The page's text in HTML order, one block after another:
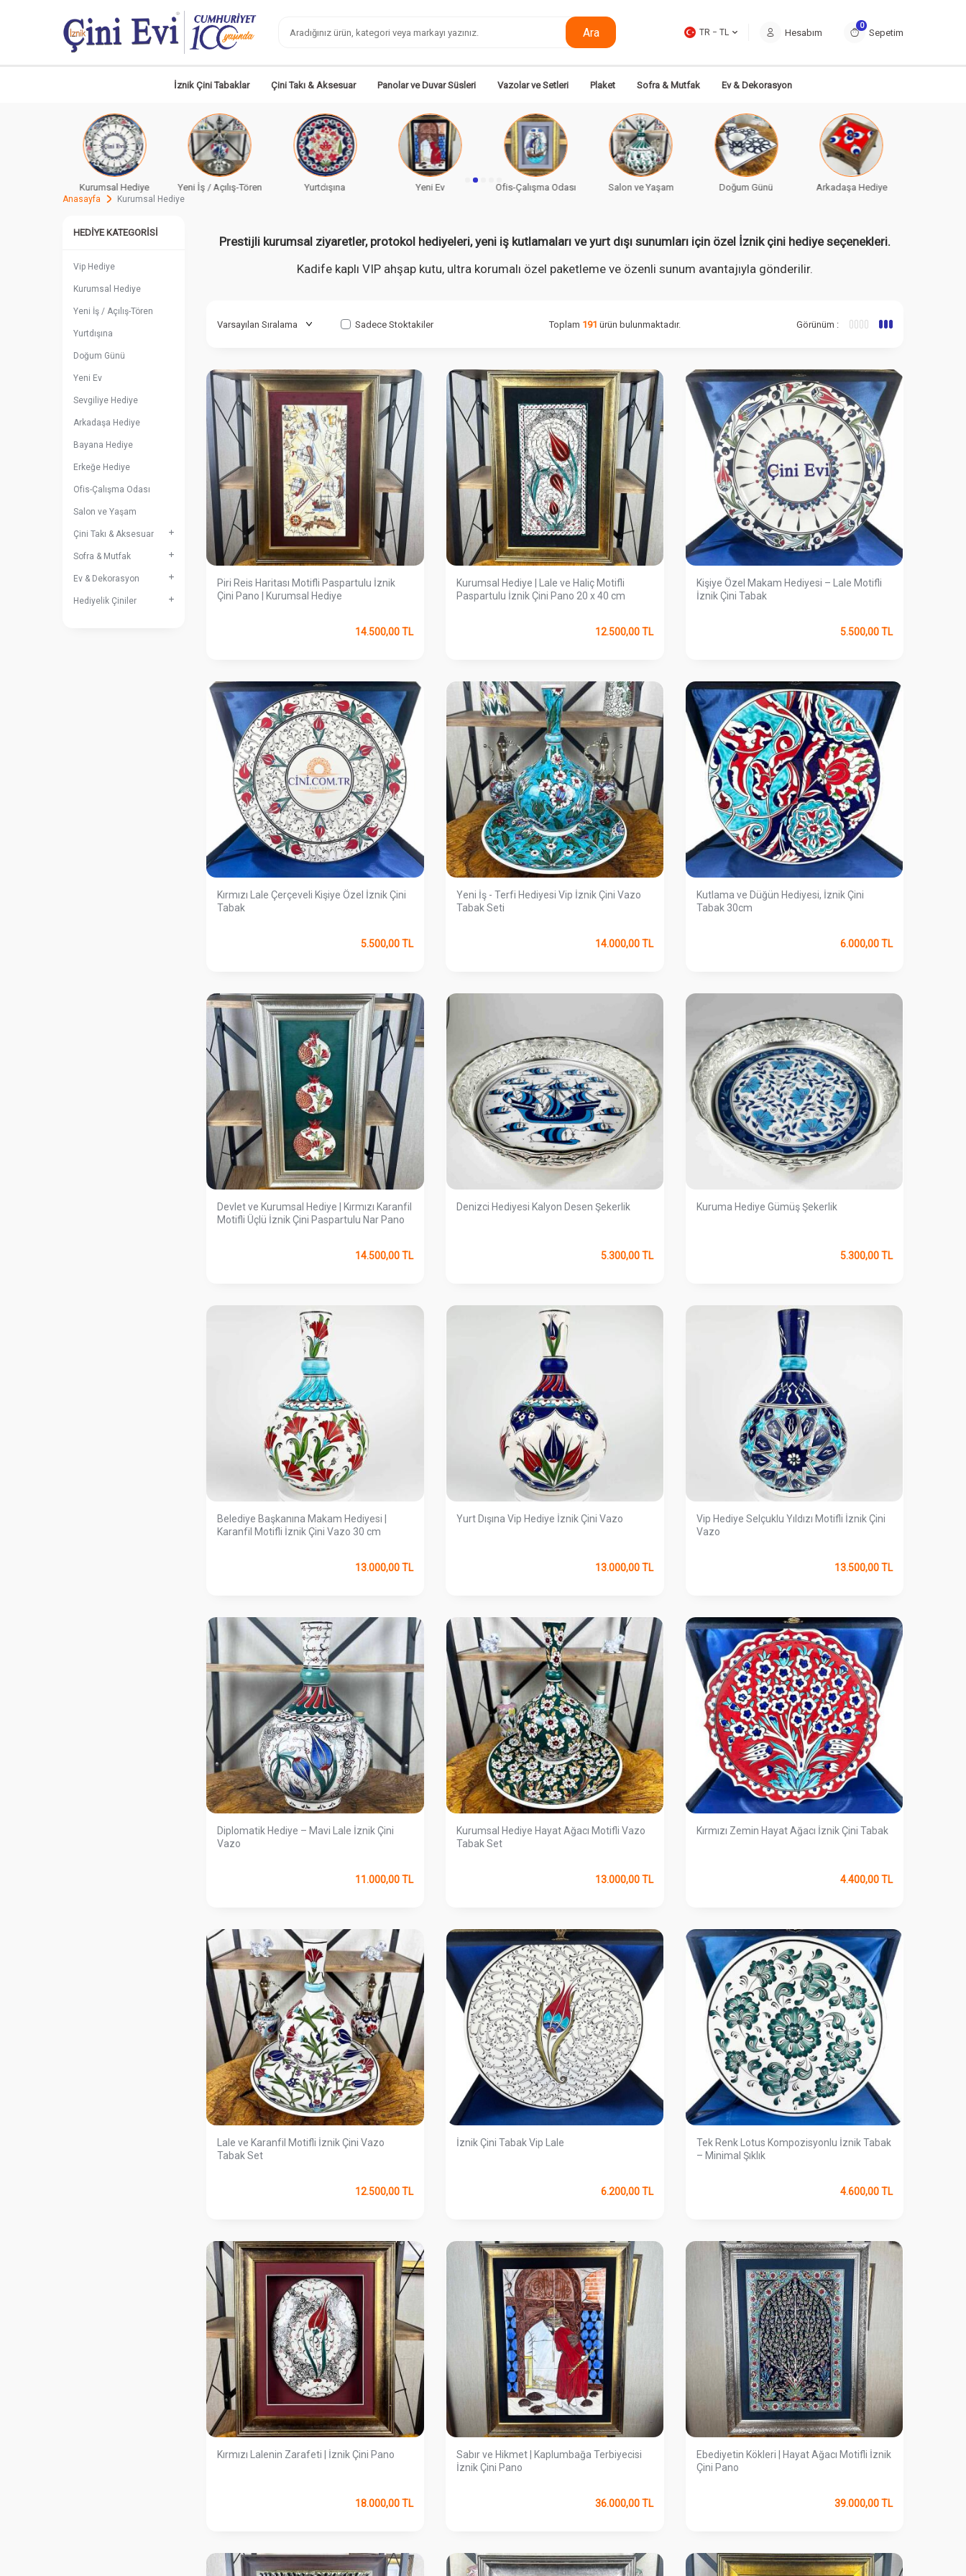
Ara TR − TL Hesabım
0
Sepetim
İznik Çini Tabaklar Çini Takı & Aksesuar Panolar ve Duvar Süsleri Vazolar ve Setleri Plaket Sofra & Mutfak Ev & Dekorasyon
Yeni İş / Açılış-Tören Yurtdışına Yeni Ev Ofis-Çalışma Odası Salon ve Yaşam Doğum Günü Arkadaşa Hediye Sevgiliye Hediye
Anasayfa Kurumsal Hediye
HEDIYE KATEGORISI
Vip Hediye
Kurumsal Hediye
Yeni İş / Açılış-Tören
Yurtdışına
Doğum Günü
Yeni Ev
Sevgiliye Hediye
Arkadaşa Hediye
Bayana Hediye
Erkeğe Hediye
Ofis-Çalışma Odası
Salon ve Yaşam
Çini Takı & Aksesuar
Sofra & Mutfak
Ev & Dekorasyon
Hediyelik Çiniler
Prestijli kurumsal ziyaretler, protokol hediyeleri, yeni iş kutlamaları ve yurt dışı sunumları için özel İznik çini hediye seçenekleri.
Kadife kaplı VIP ahşap kutu, ultra korumalı özel paketleme ve özenli sunum avantajıyla gönderilir.
Sadece Stoktakiler Toplam 191 ürün bulunmaktadır. Görünüm :
Piri Reis Haritası Motifli Paspartulu İznik
Çini Pano | Kurumsal Hediye
14.500,00TL
Kurumsal Hediye | Lale ve Haliç Motifli
Paspartulu İznik Çini Pano 20 x 40 cm
12.500,00TL
Kişiye Özel Makam Hediyesi – Lale Motifli
İznik Çini Tabak
5.500,00TL
Kırmızı Lale Çerçeveli Kişiye Özel İznik Çini
Tabak
5.500,00TL
Yeni İş - Terfi Hediyesi Vip İznik Çini Vazo
Tabak Seti
14.000,00TL
Kutlama ve Düğün Hediyesi, İznik Çini
Tabak 30cm
6.000,00TL
Devlet ve Kurumsal Hediye | Kırmızı Karanfil
Motifli Üçlü İznik Çini Paspartulu Nar Pano
14.500,00TL
Denizci Hediyesi Kalyon Desen Şekerlik
5.300,00TL
Kuruma Hediye Gümüş Şekerlik
5.300,00TL
Belediye Başkanına Makam Hediyesi |
Karanfil Motifli İznik Çini Vazo 30 cm
13.000,00TL
Yurt Dışına Vip Hediye İznik Çini Vazo
13.000,00TL
Vip Hediye Selçuklu Yıldızı Motifli İznik Çini
Vazo
13.500,00TL
Diplomatik Hediye – Mavi Lale İznik Çini
Vazo
11.000,00TL
Kurumsal Hediye Hayat Ağacı Motifli Vazo
Tabak Set
13.000,00TL
Kırmızı Zemin Hayat Ağacı İznik Çini Tabak
4.400,00TL
Lale ve Karanfil Motifli İznik Çini Vazo
Tabak Set
12.500,00TL
İznik Çini Tabak Vip Lale
6.200,00TL
Tek Renk Lotus Kompozisyonlu İznik Tabak
– Minimal Şıklık
4.600,00TL
Kırmızı Lalenin Zarafeti | İznik Çini Pano
18.000,00TL
Sabır ve Hikmet | Kaplumbağa Terbiyecisi
İznik Çini Pano
36.000,00TL
Ebediyetin Kökleri | Hayat Ağacı Motifli İznik
Çini Pano
39.000,00TL